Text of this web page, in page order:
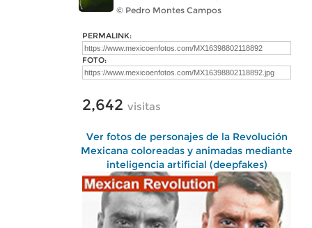
© Pedro Montes Campos
PERMALINK:
FOTO:
2,642 visitas
Ver fotos de personajes de la Revolución
Mexicana coloreadas y animadas mediante
inteligencia artificial (deepfakes)